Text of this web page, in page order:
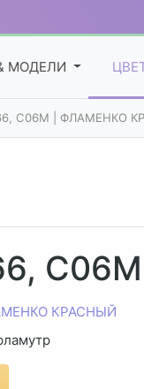
МОДЕЛИ
C06M | ФЛАМЕНКО